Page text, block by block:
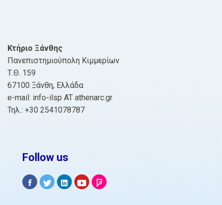
Κτήριο Ξάνθης
Πανεπιστημιούπολη Κιμμερίων
Τ.Θ. 159
67100 Ξάνθη, Ελλάδα
e-mail: info-ilsp AT athenarc.gr
Τηλ.: +30 2541078787
Follow us